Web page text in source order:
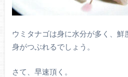
ウミタナゴは身に水分が多く、鮮
身がつぶれるでしょう。
さて、早速頂く。